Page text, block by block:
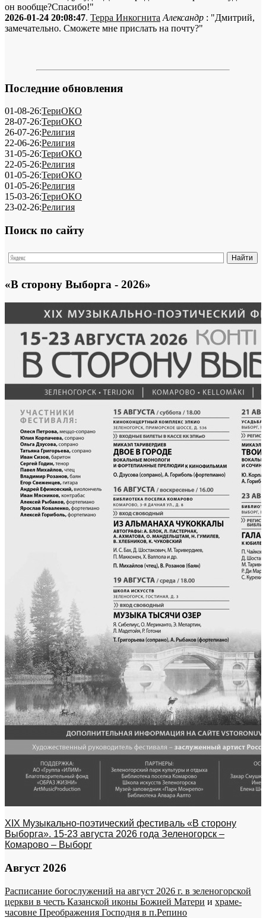
он вообще?Спасибо!"
2026-01-24 20:08:47. Терра Инкогнита Александр : "Дмитрий,
замечательно. Сможете мне прислать на почту?"
Последние обновления
01-08-26:ТериОКО
28-07-26:ТериОКО
26-07-26:Религия
22-06-26:Религия
31-05-26:ТериОКО
22-05-26:Религия
01-05-26:ТериОКО
01-05-26:Религия
15-03-26:ТериОКО
23-02-26:Религия
Поиск по сайту
«В сторону Выборга - 2026»
XIX Музыкально-поэтический фестиваль «В сторону
Выборга». 15-23 августа 2026 года Зеленогорск –
Комарово – Выборг
Август 2026
Расписание богослужений на август 2026 г. в зеленогорской
церкви в честь Казанской иконы Божией Матери и храме-
часовне Преображения Господня в п.Репино